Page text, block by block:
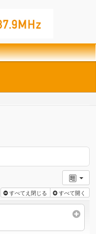
すべてえ閉じる すべて開く